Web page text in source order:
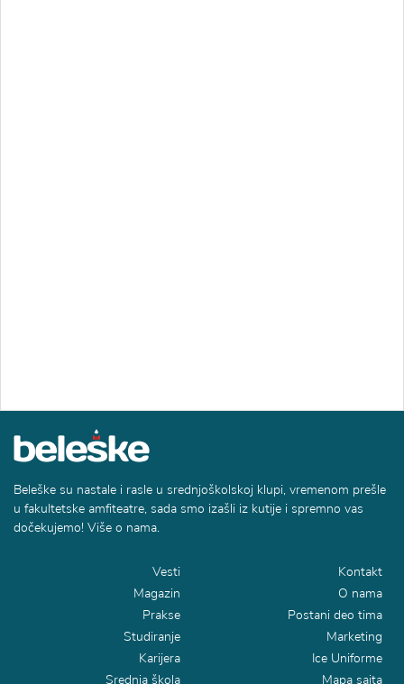
Beleške su nastale i rasle u srednjoškolskoj klupi, vremenom prešle
u fakultetske amfiteatre, sada smo izašli iz kutije i spremno vas
dočekujemo! Više o nama.
Vesti
Magazin
Prakse
Studiranje
Karijera
Srednja škola
Kontakt
O nama
Postani deo tima
Marketing
Ice Uniforme
Mapa sajta